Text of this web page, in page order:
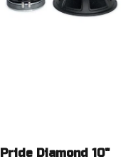
Pride Diamond 10"